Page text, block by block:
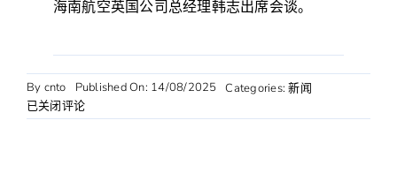
海南航空英国公司总经理韩志出席会谈。
By cnto Published On: 14/08/2025 Categories:新闻
张
力
已关闭评论